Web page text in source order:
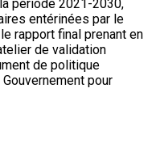
période 2021-2030,
entérinées par le
rapport final prenant en
de validation
de politique
pour